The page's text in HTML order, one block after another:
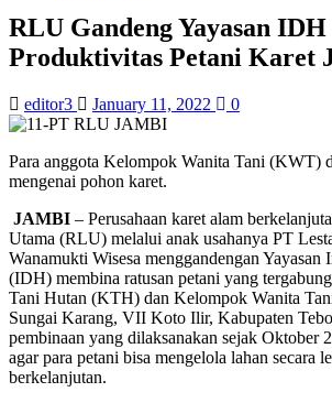
RLU Gandeng Yayasan
Produktivitas Petani Karet
editor3 January 11, 2022 0
Para anggota Kelompok Wanita Tani (KWT)
mengenai pohon karet.
JAMBI – Perusahaan karet alam
Utama (RLU) melalui anak usahanya PT
Wanamukti Wisesa menggandengan Yayasan
(IDH) membina ratusan petani yang
Tani Hutan (KTH) dan Kelompok Wanita
Sungai Karang, VII Koto Ilir, Kabupaten
pembinaan yang dilaksanakan sejak Oktober
agar para petani bisa mengelola lahan secara
berkelanjutan.